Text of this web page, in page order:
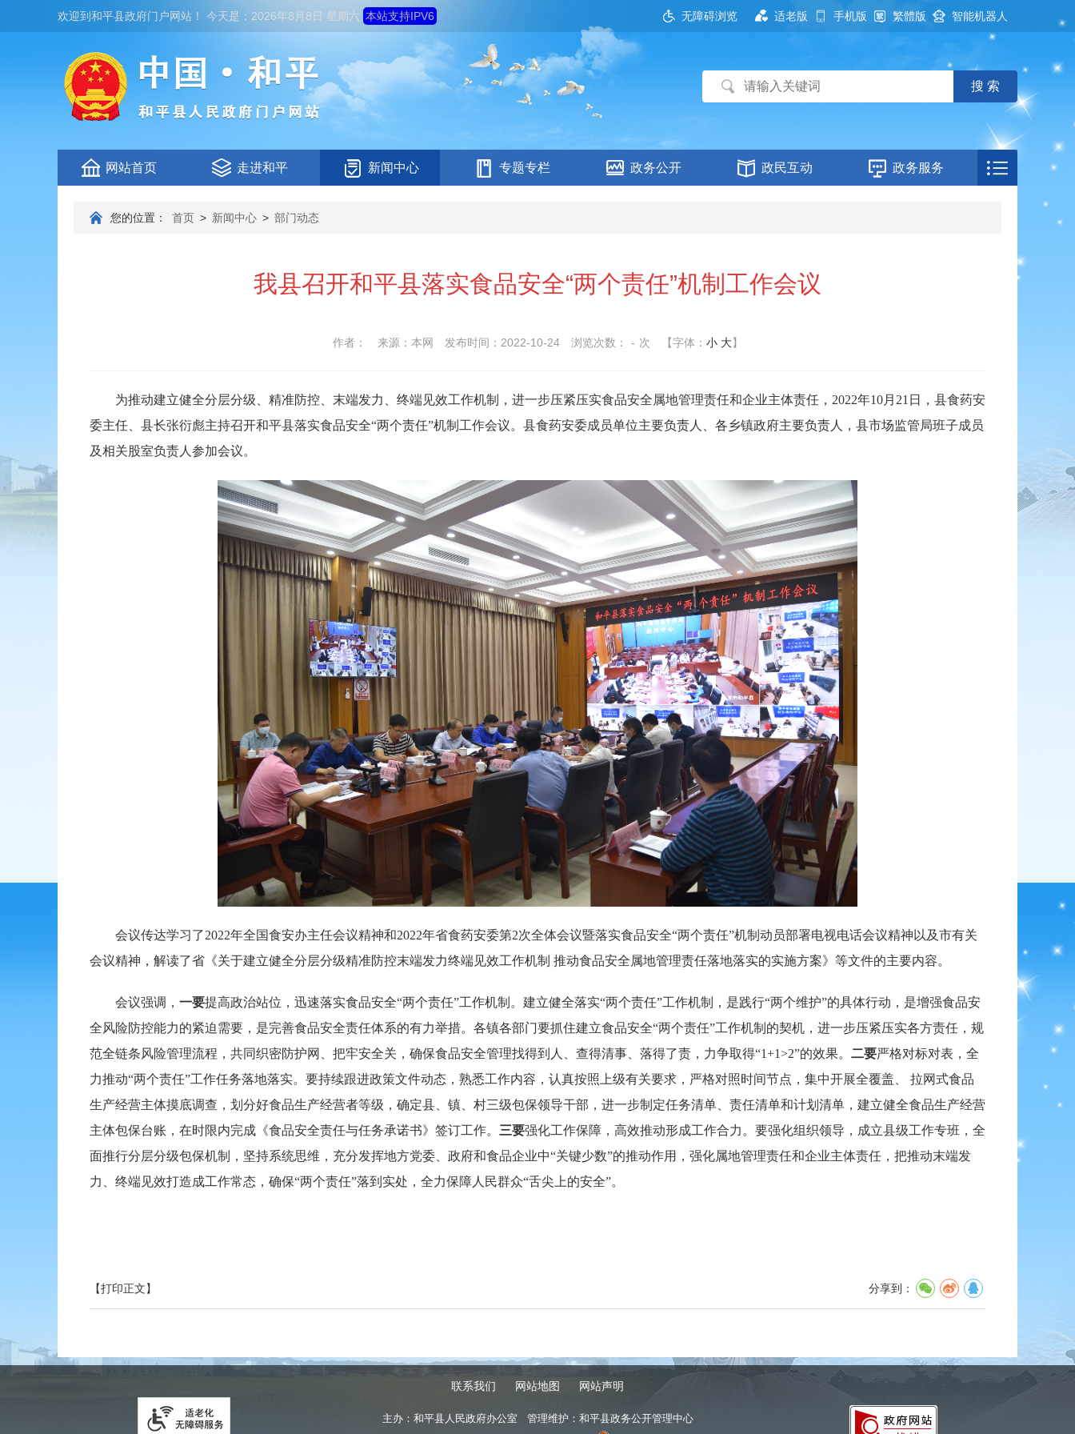
欢迎到和平县政府门户网站 ！ 今天是： 2026年8月8日 星期六 本站支持IPV6 无障碍浏览 适老版 手机版 繁體版 智能机器人
网站首页 走进和平 新闻中心 专题专栏 政务公开 政民互动 政务服务
您的位置： 首页 > 新闻中心 > 部门动态
我县召开和平县落实食品安全“两个责任”机制工作会议
作者： 来源：本网 发布时间：2022-10-24 浏览次数： - 次 【字体： 小 大】
为推动建立健全分层分级、精准防控、末端发力、终端见效工作机制，进一步压紧压实食品安全属地管理责任和企业主体责任，2022年10月21日，县食药安
委主任、县长张衍彪主持召开和平县落实食品安全“两个责任”机制工作会议。县食药安委成员单位主要负责人、各乡镇政府主要负责人，县市场监管局班子成员
及相关股室负责人参加会议。
会议传达学习了2022年全国食安办主任会议精神和2022年省食药安委第2次全体会议暨落实食品安全“两个责任”机制动员部署电视电话会议精神以及市有关
会议精神，解读了省《关于建立健全分层分级精准防控末端发力终端见效工作机制 推动食品安全属地管理责任落地落实的实施方案》等文件的主要内容。
会议强调， 一要提高政治站位，迅速落实食品安全“两个责任”工作机制。建立健全落实“两个责任”工作机制，是践行“两个维护”的具体行动，是增强食品安
全风险防控能力的紧迫需要，是完善食品安全责任体系的有力举措。各镇各部门要抓住建立食品安全“两个责任”工作机制的契机，进一步压紧压实各方责任，规
范全链条风险管理流程，共同织密防护网、把牢安全关，确保食品安全管理找得到人、查得清事、落得了责，力争取得“1+1>2”的效果。 二要严格对标对表，全
力推动“两个责任”工作任务落地落实。要持续跟进政策文件动态，熟悉工作内容，认真按照上级有关要求，严格对照时间节点，集中开展全覆盖、 拉网式食品
生产经营主体摸底调查，划分好食品生产经营者等级，确定县、镇、村三级包保领导干部，进一步制定任务清单、责任清单和计划清单，建立健全食品生产经营
主体包保台账，在时限内完成《食品安全责任与任务承诺书》签订工作。 三要强化工作保障，高效推动形成工作合力。要强化组织领导，成立县级工作专班，全
面推行分层分级包保机制，坚持系统思维，充分发挥地方党委、政府和食品企业中“关键少数”的推动作用，强化属地管理责任和企业主体责任，把推动末端发
力、终端见效打造成工作常态，确保“两个责任”落到实处，全力保障人民群众“舌尖上的安全”。
分享到：
【打印正文】
联系我们 网站地图 网站声明
主办：和平县人民政府办公室 管理维护：和平县政务公开管理中心